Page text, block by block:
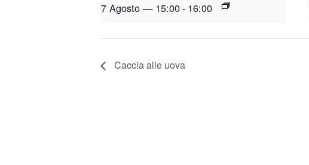
7 Agosto — 15:00- 16:00
Caccia alle uova